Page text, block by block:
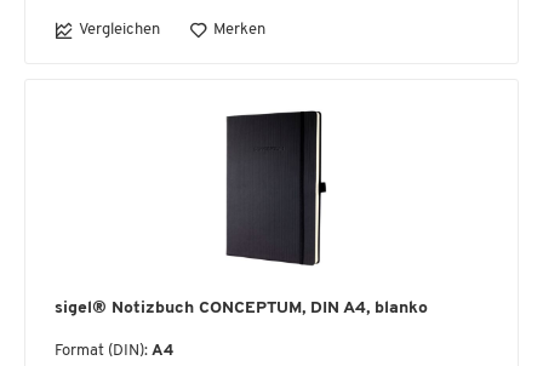
Vergleichen Merken
sigel® Notizbuch CONCEPTUM, DIN A4, blanko
Format (DIN): A4